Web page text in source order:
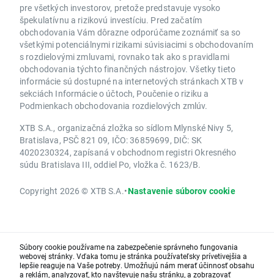
pre všetkých investorov, pretože predstavuje vysoko
špekulatívnu a rizikovú investíciu. Pred začatím
obchodovania Vám dôrazne odporúčame zoznámiť sa so
všetkými potenciálnymi rizikami súvisiacimi s obchodovaním
s rozdielovými zmluvami, rovnako tak ako s pravidlami
obchodovania týchto finančných nástrojov. Všetky tieto
informácie sú dostupné na internetových stránkach XTB v
sekciách Informácie o účtoch, Poučenie o riziku a
Podmienkach obchodovania rozdielových zmlúv.
XTB S.A., organizačná zložka so sídlom Mlynské Nivy 5,
Bratislava, PSČ 821 09, IČO: 36859699, DIČ: SK
4020230324, zapísaná v obchodnom registri Okresného
súdu Bratislava III, oddiel Po, vložka č. 1623/B.
Copyright 2026 © XTB S.A.•Nastavenie súborov cookie
Súbory cookie používame na zabezpečenie správneho fungovania
webovej stránky. Vďaka tomu je stránka používateľsky prívetivejšia a
lepšie reaguje na Vaše potreby. Umožňujú nám merať účinnosť obsahu
a reklám, analyzovať, kto navštevuje našu stránku, a zobrazovať